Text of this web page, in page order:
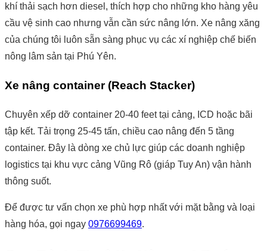
khí thải sạch hơn diesel, thích hợp cho những kho hàng yêu
cầu vệ sinh cao nhưng vẫn cần sức nâng lớn. Xe nâng xăng
của chúng tôi luôn sẵn sàng phục vụ các xí nghiệp chế biến
nông lâm sản tại Phú Yên.
Xe nâng container (Reach Stacker)
Chuyên xếp dỡ container 20-40 feet tại cảng, ICD hoặc bãi
tập kết. Tải trọng 25-45 tấn, chiều cao nâng đến 5 tầng
container. Đây là dòng xe chủ lực giúp các doanh nghiệp
logistics tại khu vực cảng Vũng Rô (giáp Tuy An) vận hành
thông suốt.
Để được tư vấn chọn xe phù hợp nhất với mặt bằng và loại
hàng hóa, gọi ngay 0976699469.